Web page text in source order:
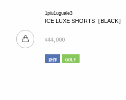
1piu1uguale3
ICE LUXE SHORTS［BLACK］
¥44,000
新作 GOLF